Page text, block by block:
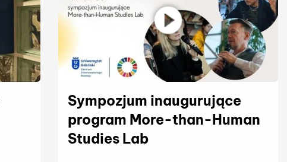
Sympozjum inaugurujące
program More-than-Human
Studies Lab